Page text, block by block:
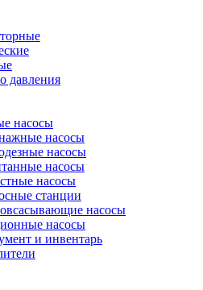
давления
насосы
насосы
насосы
насосы
насосы
станции
насосы
насосы
и инвентарь